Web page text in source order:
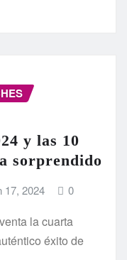
y las 10
sorprendido
17, 2024 0
la cuarta
éxito de